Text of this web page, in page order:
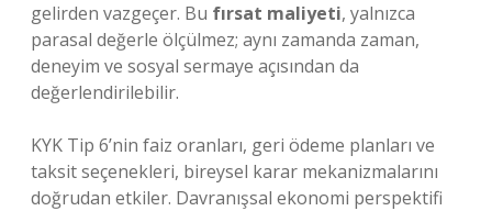
gelirden vazgeçer. Bu fırsat maliyeti, yalnızca
parasal değerle ölçülmez; aynı zamanda zaman,
deneyim ve sosyal sermaye açısından da
değerlendirilebilir.
KYK Tip 6’nin faiz oranları, geri ödeme planları ve
taksit seçenekleri, bireysel karar mekanizmalarını
doğrudan etkiler. Davranışsal ekonomi perspektifi